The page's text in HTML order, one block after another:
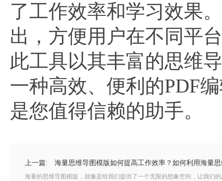
了工作效率和学习效果
出，方便用户在不同平
此工具以其丰富的思维
一种高效、便利的PDF
是您值得信赖的助手。
上一篇: 海量思维导图模版如何提高工作效率？如何利用海量
海量的思维导图模版，就像是给我们提供了一个无限的想象空间，让我们